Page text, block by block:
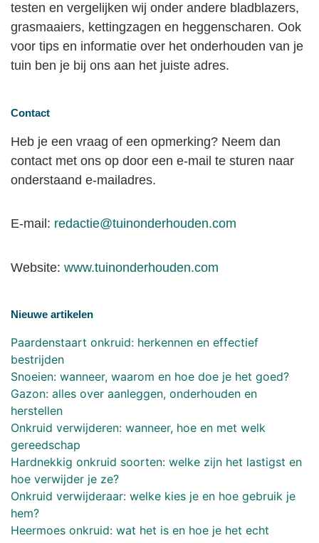
testen en vergelijken wij onder andere bladblazers,
grasmaaiers, kettingzagen en heggenscharen. Ook
voor tips en informatie over het onderhouden van je
tuin ben je bij ons aan het juiste adres.
Contact
Heb je een vraag of een opmerking? Neem dan
contact met ons op door een e-mail te sturen naar
onderstaand e-mailadres.
E-mail: redactie@tuinonderhouden.com
Website: www.tuinonderhouden.com
Nieuwe artikelen
Paardenstaart onkruid: herkennen en effectief
bestrijden
Snoeien: wanneer, waarom en hoe doe je het goed?
Gazon: alles over aanleggen, onderhouden en
herstellen
Onkruid verwijderen: wanneer, hoe en met welk
gereedschap
Hardnekkig onkruid soorten: welke zijn het lastigst en
hoe verwijder je ze?
Onkruid verwijderaar: welke kies je en hoe gebruik je
hem?
Heermoes onkruid: wat het is en hoe je het echt